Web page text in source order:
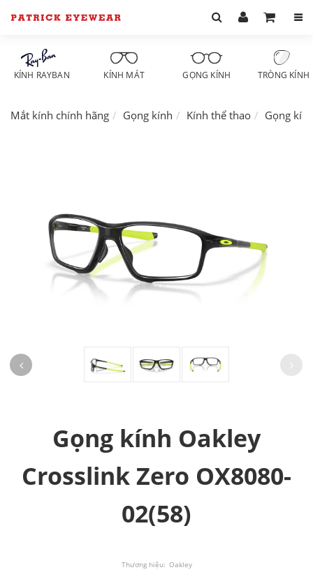
KÍNH RAYBAN KÍNH MÁT GỌNG KÍNH TRÒNG KÍNH
Mắt kính chính hãng Gọng kính Kính thể thao Gọng
Gọng kính Oakley
Crosslink Zero OX8080-
02(58)
Thương hiệu: Oakley